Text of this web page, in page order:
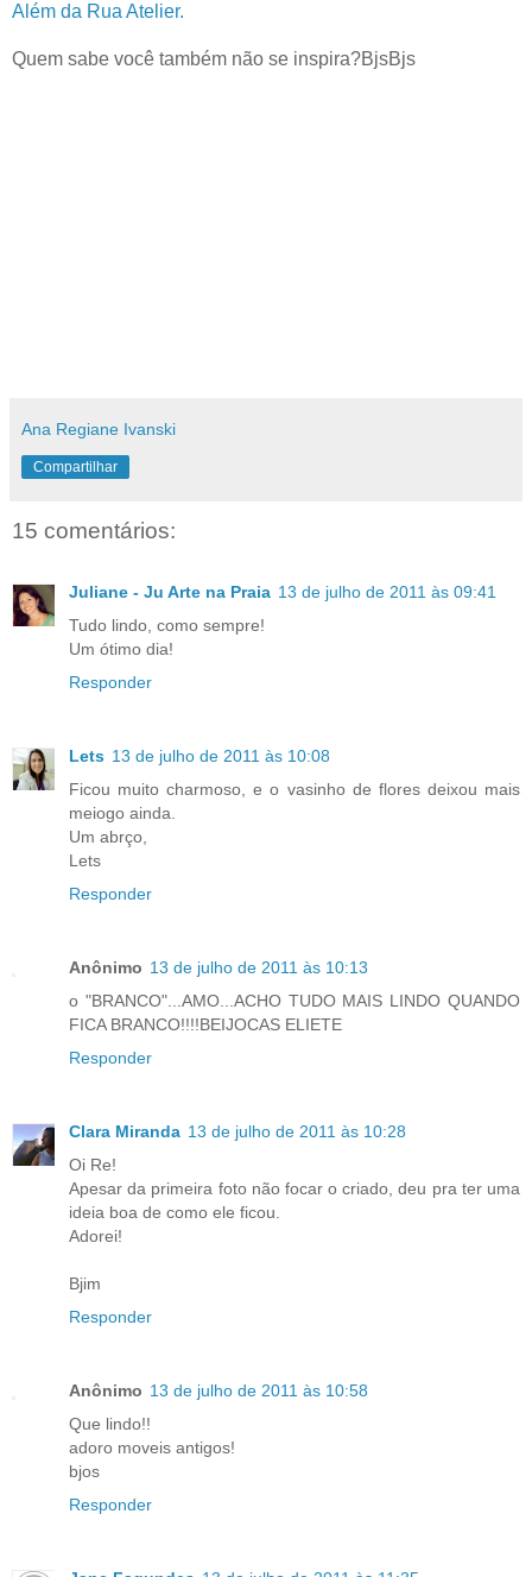
Além da Rua Atelier.
Quem sabe você também não se inspira?BjsBjs
Ana Regiane Ivanski
Compartilhar
15 comentários:
Juliane - Ju Arte na Praia 13 de julho de 2011 às 09:41
Tudo lindo, como sempre!
Um ótimo dia!
Responder
Lets 13 de julho de 2011 às 10:08
Ficou muito charmoso, e o vasinho de flores deixou mais
meiogo ainda.
Um abrço,
Lets
Responder
Anônimo 13 de julho de 2011 às 10:13
o "BRANCO"...AMO...ACHO TUDO MAIS LINDO QUANDO
FICA BRANCO!!!!BEIJOCAS ELIETE
Responder
Clara Miranda 13 de julho de 2011 às 10:28
Oi Re!
Apesar da primeira foto não focar o criado, deu pra ter uma
ideia boa de como ele ficou.
Adorei!
Bjim
Responder
Anônimo 13 de julho de 2011 às 10:58
Que lindo!!
adoro moveis antigos!
bjos
Responder